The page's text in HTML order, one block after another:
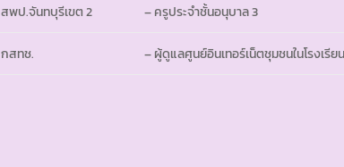
สพป.จันทบุรีเขต 2 – ครูประจำชั้นอนุบาล 3
กสทช. – ผู้ดูแลศูนย์อินเทอร์เน็ตชุมชนในโรงเรีย